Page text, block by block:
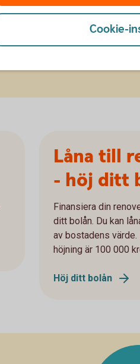
Visa
Låna till
- höj ditt
Finansiera din
ditt bolån. Du kan
av bostadens
höjning är 100 000
Höj ditt bolån
Cookie-